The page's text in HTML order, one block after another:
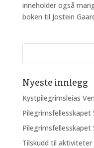
inneholder også
boken til Jostein
Nyeste innlegg
Kystpilegrimsleias
Pilegrimsfellesskapet
Tilskudd til aktiviteter